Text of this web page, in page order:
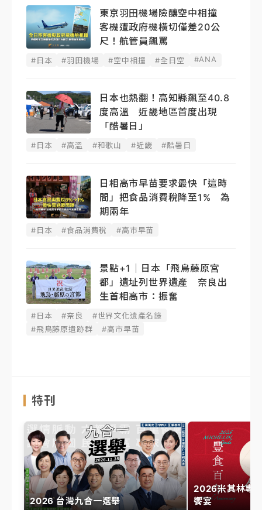
東京羽田機場險釀空中相撞
客機遭政府機橫切僅差20公
尺！航管員飆罵
#日本 #羽田機場 #空中相撞 #全日空 #ANA
日本也熱翻！高知縣飆至40.8
度高溫 近畿地區首度出現
「酷暑日」
#日本 #高溫 #和歌山 #近畿 #酷暑日
日相高市早苗要求最快「這時
間」把食品消費稅降至1% 為
期兩年
#日本 #食品消費稅 #高市早苗
景點+1｜日本「飛鳥藤原宮
都」遺址列世界遺產 奈良出
生首相高市：振奮
#日本 #奈良
#世界文化遺產名錄
#飛鳥藤原遺跡群
#高市早苗
特刊
2026 台灣九合一選舉
2026米其林專
饗宴